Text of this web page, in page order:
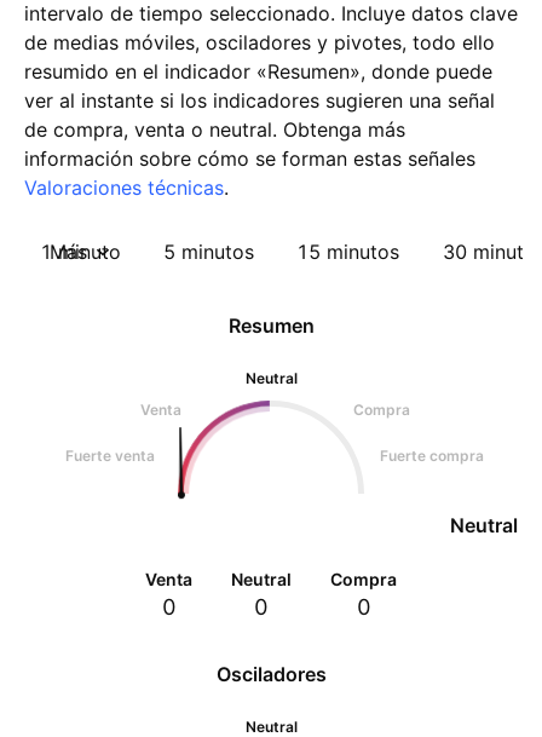
intervalo de tiempo seleccionado. Incluye datos clave
de medias móviles, osciladores y pivotes, todo ello
resumido en el indicador «Resumen», donde puede
ver al instante si los indicadores sugieren una señal
de compra, venta o neutral. Obtenga más
información sobre cómo se forman estas señales
Valoraciones técnicas.
1 minuto 5 minutos 15 minutos 30
Más
Osciladores
Neutral
Resumen
Neutral
Venta
Compra
Fuerte venta Fuerte compra
Neutral
Venta
0
Neutral
0
Compra
0